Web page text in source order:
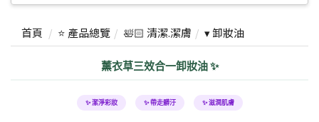
首頁 ⭐ 產品總覽 🛀🏻 清潔.潔膚 ▾ 卸妝油
薰衣草三效合一卸妝油 ✨
✨ 潔淨彩妝 ✨ 帶走髒汙 ✨ 滋潤肌膚